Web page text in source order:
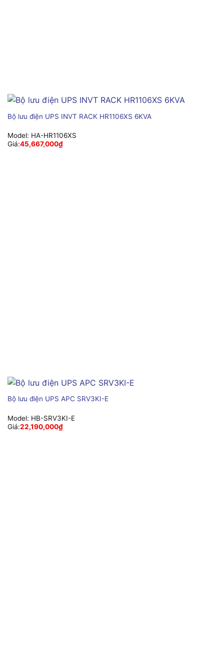
Bộ lưu điện UPS INVT RACK HR1106XS 6KVA
Model: HA-HR1106XS
Giá:45,667,000₫
Bộ lưu điện UPS APC SRV3KI-E
Model: HB-SRV3KI-E
Giá:22,190,000₫